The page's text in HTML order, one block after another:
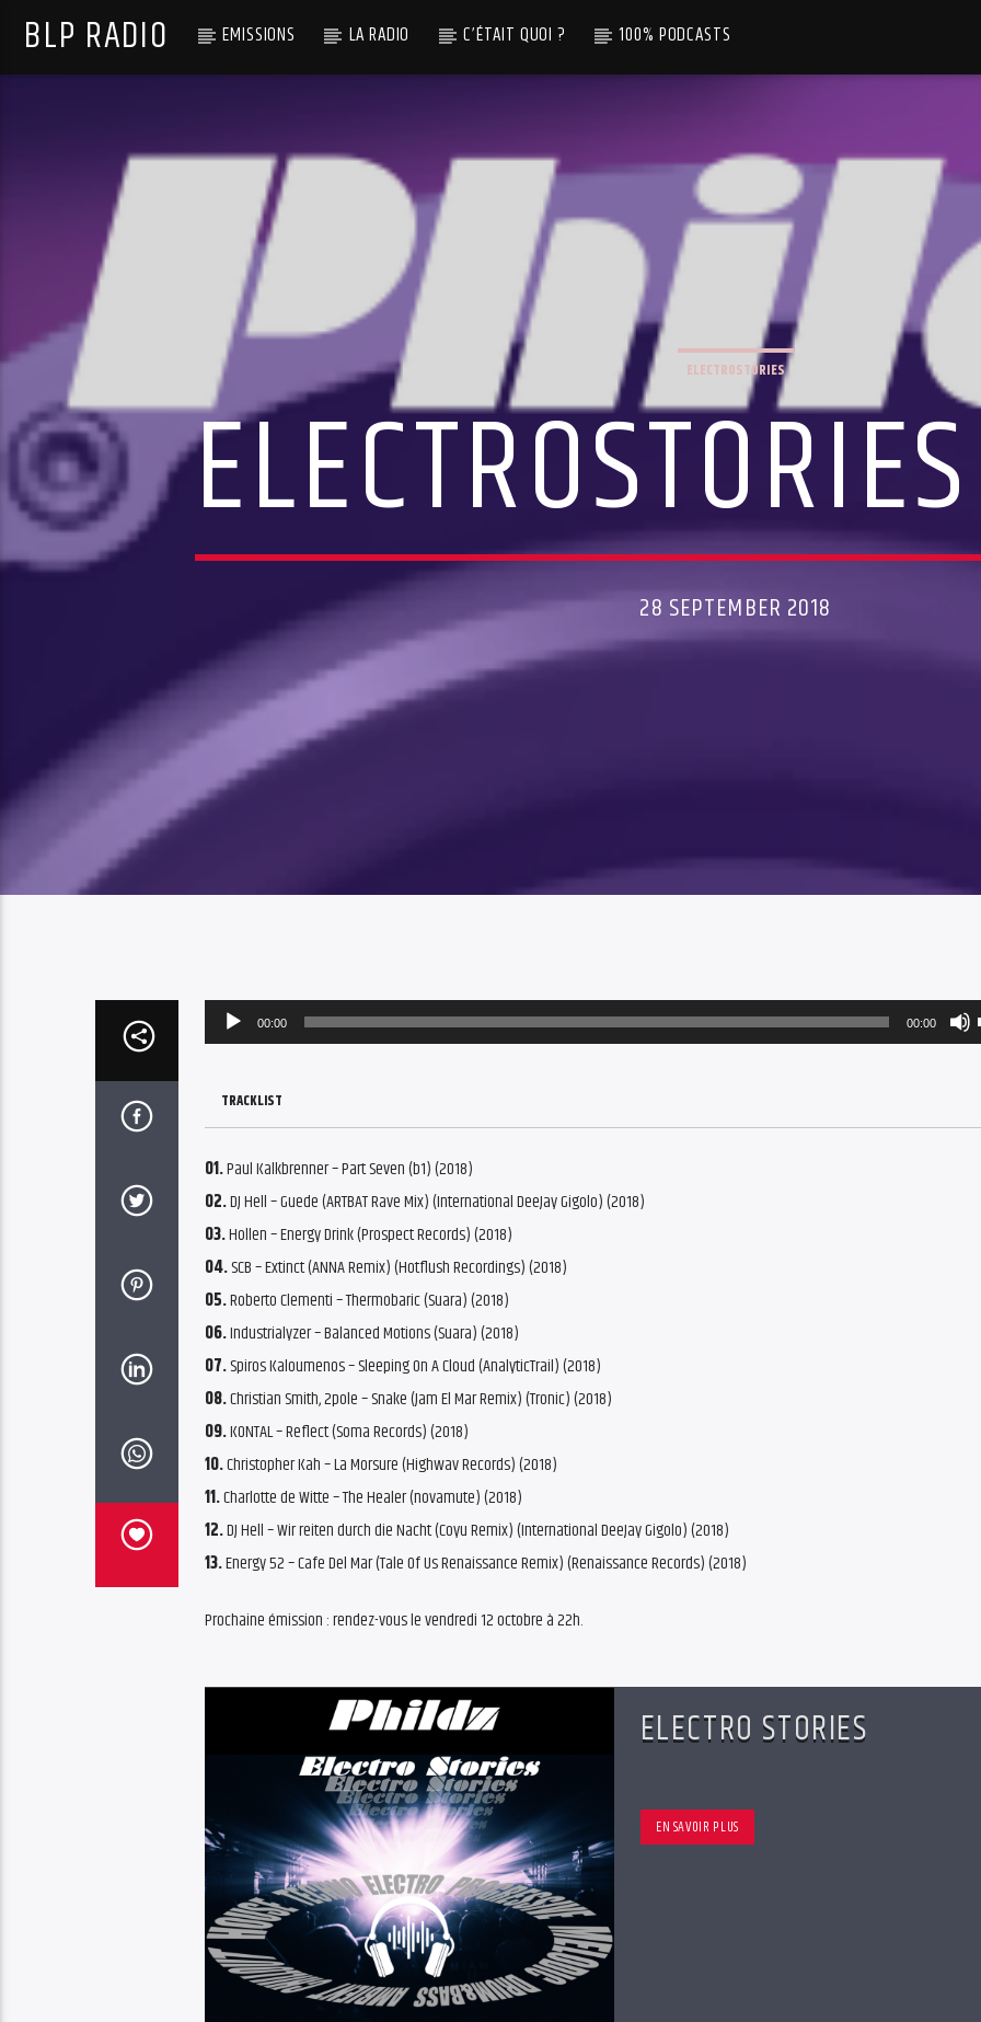
BLP RADIO EMISSIONS LA RADIO C’ÉTAIT QUOI ? 100% PODCASTS
ELECTROSTORIES
28 SEPTEMBER 2018
Audio
Player
00:00 00:00
TRACKLIST
01.Paul Kalkbrenner – Part Seven (b1) (2018)
02.DJ Hell – Guede (ARTBAT Rave Mix) (International DeeJay Gigolo) (2018)
03.Hollen – Energy Drink (Prospect Records) (2018)
04.SCB – Extinct (ANNA Remix) (Hotflush Recordings) (2018)
05.Roberto Clementi – Thermobaric (Suara) (2018)
06.Industrialyzer – Balanced Motions (Suara) (2018)
07.Spiros Kaloumenos – Sleeping On A Cloud (AnalyticTrail) (2018)
08.Christian Smith, 2pole – Snake (Jam El Mar Remix) (Tronic) (2018)
09.KONTAL – Reflect (Soma Records) (2018)
10.Christopher Kah – La Morsure (Highwav Records) (2018)
11.Charlotte de Witte – The Healer (novamute) (2018)
12.DJ Hell – Wir reiten durch die Nacht (Coyu Remix) (International DeeJay Gigolo) (2018)
13.Energy 52 – Cafe Del Mar (Tale Of Us Renaissance Remix) (Renaissance Records) (2018)
Prochaine émission : rendez-vous le vendredi 12 octobre à 22h.
ELECTRO STORIES
EN SAVOIR PLUS